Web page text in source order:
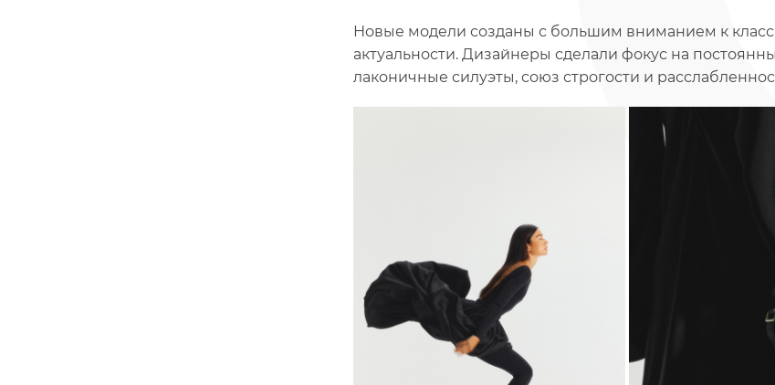
Новые модели созданы с большим вниманием к
актуальности. Дизайнеры сделали фокус на
лаконичные силуэты, союз строгости и